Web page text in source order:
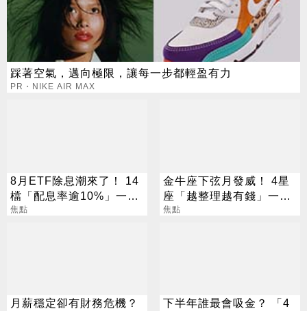
踩著空氣，邁向極限，讓每一步都輕盈有力
PR・NIKE AIR MAX
8月ETF除息潮來了！ 14
檔「配息率逾10%」一次
看
焦點
金牛座下弦月發威！ 4星
座「越整理越有錢」一路
旺運到10月
焦點
月薪穩定卻有財務危機？
下半年誰最會吸金？ 「4